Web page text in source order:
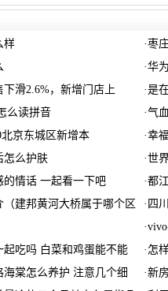
样 ·枣
·华
滑2.6%，新增门店上 ·是
么读拼音 ·气
京东城区新增本 ·幸
怎么护肤 ·世
的情话 一起看一下吧 ·都
建邦黄河大桥属于哪个区 · 四
·
起吃吗 白菜和鸡蛋能不能 · 怎
棠怎么养护 注意几个细 ·新